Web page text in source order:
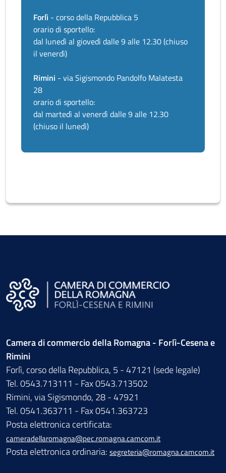
Forlì - corso della Repubblica 5
orario di sportello:
dal lunedì al giovedì dalle 9 alle 12.30 (chiuso
il venerdì)
Rimini - via Sigismondo Pandolfo Malatesta
28
orario di sportello:
dal martedì al venerdì dalle 9 alle 12.30
(chiuso il lunedì)
Camera di commercio della Romagna - Forlì-Cesena e
Rimini
Forlì, corso della Repubblica, 5 - 47121 (sede legale)
Tel. 0543.713111 - Fax 0543.713502
Rimini, via Sigismondo, 28 - 47921
Tel. 0541.363711 - Fax 0541.363723
Posta elettronica certificata:
cameradellaromagna@pec.romagna.camcom.it
Posta elettronica ordinaria: segreteria@romagna.camcom.it